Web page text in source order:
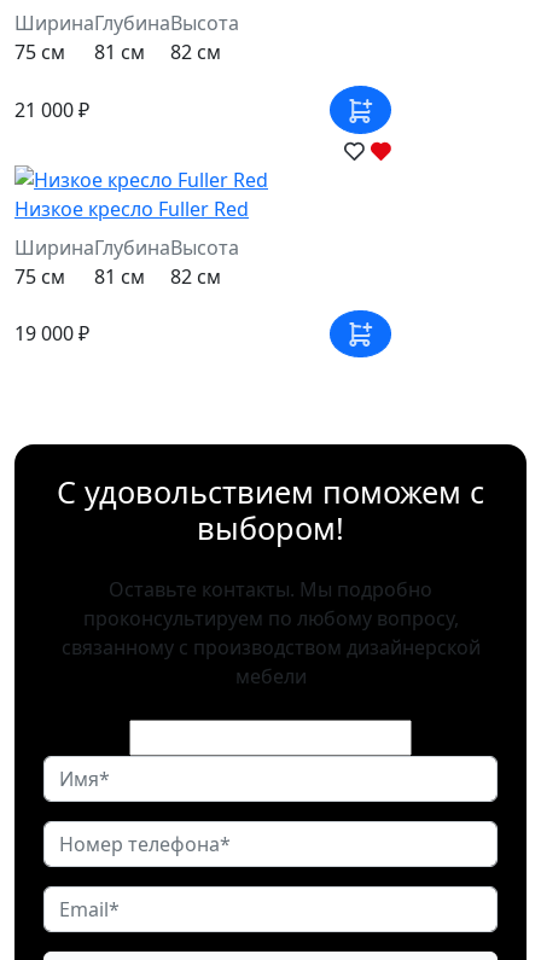
Ширина
75 см
Глубина
81 см
Высота
82 см
21 000 ₽
Низкое кресло Fuller Red
Ширина
75 см
Глубина
81 см
Высота
82 см
19 000 ₽
С удовольствием поможем с
выбором!
Оставьте контакты. Мы подробно
проконсультируем по любому вопросу,
связанному с производством дизайнерской
мебели